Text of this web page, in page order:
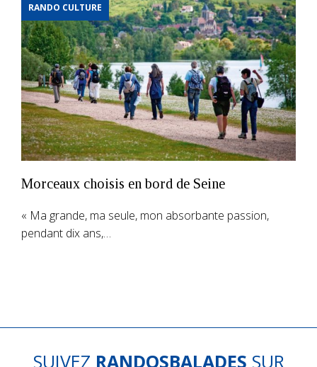
RANDO CULTURE
Morceaux choisis en bord de Seine
« Ma grande, ma seule, mon absorbante passion,
pendant dix ans,…
SUIVEZ RANDOSBALADES SUR